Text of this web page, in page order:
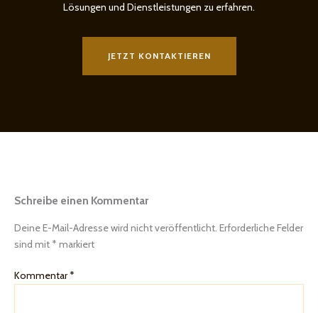
Lösungen und Dienstleistungen zu erfahren.
JETZT KONTAKTIEREN
Schreibe einen Kommentar
Deine E-Mail-Adresse wird nicht veröffentlicht. Erforderliche Felder
sind mit * markiert
Kommentar*